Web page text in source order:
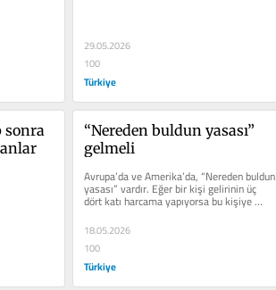
29.05.2026
100
Türkiye
sonra
“Nereden buldun yasası”
gelmeli
Avrupa’da ve Amerika’da, “Nereden buldun
yasası” vardır. Eğer bir kişi gelirinin üç
dört katı harcama yapıyorsa bu kişiye
18.05.2026
100
Türkiye